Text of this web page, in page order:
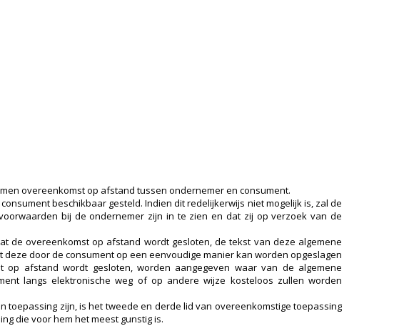
overeenkomst op afstand tussen ondernemer en consument.
beschikbaar gesteld. Indien dit redelijkerwijs niet mogelijk is, zal de
bij de ondernemer zijn in te zien en dat zij op verzoek van de
de overeenkomst op afstand wordt gesloten, de tekst van deze algemene
door de consument op een eenvoudige manier kan worden opgeslagen
afstand wordt gesloten, worden aangegeven waar van de algemene
langs elektronische weg of op andere wijze kosteloos zullen worden
zijn, is het tweede en derde lid van overeenkomstige toepassing
die voor hem het meest gunstig is.